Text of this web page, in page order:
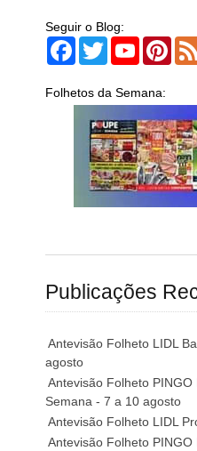
Seguir o Blog:
Facebook
TwitterYouTube
Folhetos da Semana:
Publicações
Antevisão Folheto LIDL
agosto
Antevisão Folheto
Semana - 7 a 10 agosto
Antevisão Folheto LIDL
Antevisão Folheto